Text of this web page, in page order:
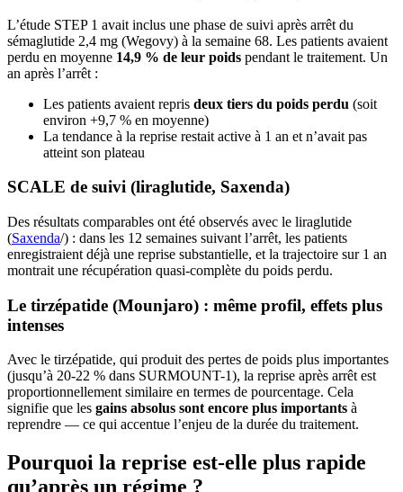
L’étude STEP 1 avait inclus une phase de suivi après arrêt du
sémaglutide 2,4 mg (Wegovy) à la semaine 68. Les patients avaient
perdu en moyenne 14,9 % de leur poids pendant le traitement. Un
an après l’arrêt :
Les patients avaient repris deux tiers du poids perdu (soit
environ +9,7 % en moyenne)
La tendance à la reprise restait active à 1 an et n’avait pas
atteint son plateau
SCALE de suivi (liraglutide, Saxenda)
Des résultats comparables ont été observés avec le liraglutide
(Saxenda/) : dans les 12 semaines suivant l’arrêt, les patients
enregistraient déjà une reprise substantielle, et la trajectoire sur 1 an
montrait une récupération quasi-complète du poids perdu.
Le tirzépatide (Mounjaro) : même profil, effets plus
intenses
Avec le tirzépatide, qui produit des pertes de poids plus importantes
(jusqu’à 20-22 % dans SURMOUNT-1), la reprise après arrêt est
proportionnellement similaire en termes de pourcentage. Cela
signifie que les gains absolus sont encore plus importants à
reprendre — ce qui accentue l’enjeu de la durée du traitement.
Pourquoi la reprise est-elle plus rapide
qu’après un régime ?